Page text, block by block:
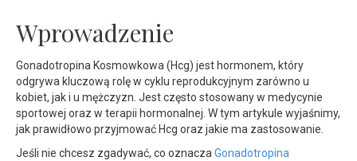
Wprowadzenie
Gonadotropina Kosmowkowa (Hcg) jest hormonem, który
odgrywa kluczową rolę w cyklu reprodukcyjnym zarówno u
kobiet, jak i u mężczyzn. Jest często stosowany w medycynie
sportowej oraz w terapii hormonalnej. W tym artykule wyjaśnimy,
jak prawidłowo przyjmować Hcg oraz jakie ma zastosowanie.
Jeśli nie chcesz zgadywać, co oznacza Gonadotropina